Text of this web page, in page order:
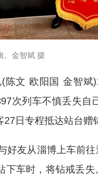
。金智斌 摄
文 欧阳国 金智斌
次列车不慎丢失自
日专程抵达站台赠
友从淄博上车前往
下车时，将钻戒丢